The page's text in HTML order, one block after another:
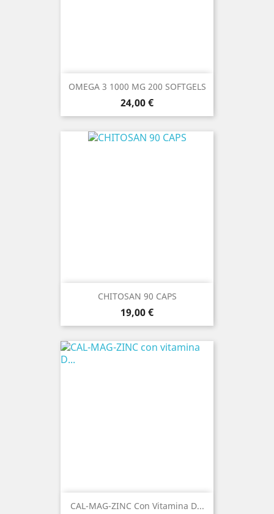
OMEGA 3 1000 MG 200 SOFTGELS
Prezzo
24,00 €
CHITOSAN 90 CAPS
Prezzo
19,00 €
CAL-MAG-ZINC Con Vitamina D...